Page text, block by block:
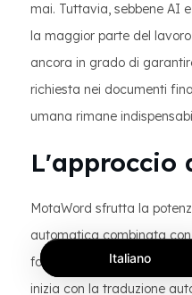
mai. Tuttavia, sebbene AI
la maggior parte del
ancora in grado di
richiesta nei documenti
umana rimane
L'approccio
MotaWord sfrutta la
automatica combinata
fornire traduzioni
inizia con la traduzione
Italiano